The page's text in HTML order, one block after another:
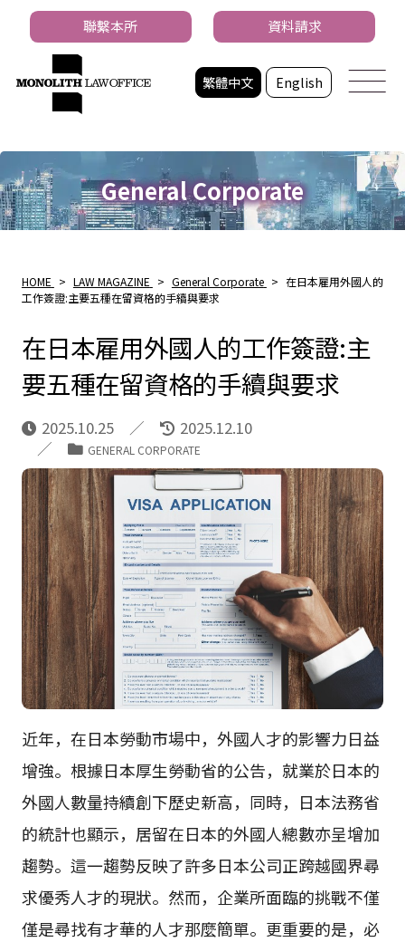
繁體中文 English
聯繫本所 資料請求
General Corporate
HOME > LAW MAGAZINE > General Corporate > 在日本雇用外國人的
工作簽證:主要五種在留資格的手續與要求
在日本雇用外國人的工作簽證:主
要五種在留資格的手續與要求
2025.10.25 2025.12.10
GENERAL CORPORATE
近年，在日本勞動市場中，外國人才的影響力日益
增強。根據日本厚生勞動省的公告，就業於日本的
外國人數量持續創下歷史新高，同時，日本法務省
的統計也顯示，居留在日本的外國人總數亦呈增加
趨勢。這一趨勢反映了許多日本公司正跨越國界尋
求優秀人才的現狀。然而，企業所面臨的挑戰不僅
僅是尋找有才華的人才那麼簡單。更重要的是，必